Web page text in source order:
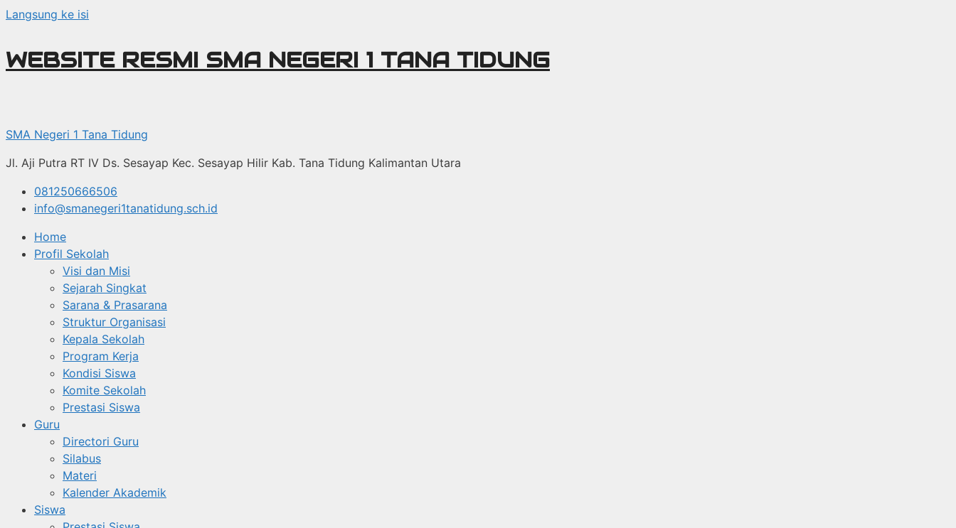
Langsung ke isi
WEBSITE RESMI SMA NEGERI 1 TANA TIDUNG
SMA Negeri 1 Tana Tidung
Jl. Aji Putra RT IV Ds. Sesayap Kec. Sesayap Hilir Kab. Tana Tidung Kalimantan Utara
081250666506
info@smanegeri1tanatidung.sch.id
Home
Profil Sekolah
Visi dan Misi
Sejarah Singkat
Sarana & Prasarana
Struktur Organisasi
Kepala Sekolah
Program Kerja
Kondisi Siswa
Komite Sekolah
Prestasi Siswa
Guru
Directori Guru
Silabus
Materi
Kalender Akademik
Siswa